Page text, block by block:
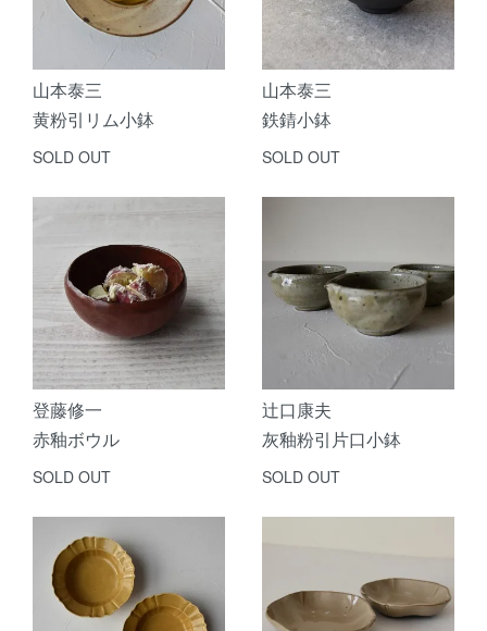
山本泰三
黄粉引リム小鉢
SOLD OUT
山本泰三
鉄錆小鉢
SOLD OUT
登藤修一
赤釉ボウル
SOLD OUT
辻口康夫
灰釉粉引片口小鉢
SOLD OUT